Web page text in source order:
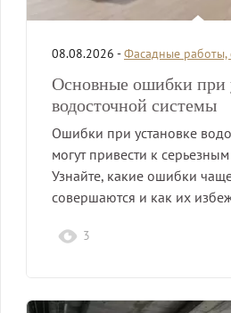
08.08.2026 -Фасадные работы,
Основные ошибки при
водосточной системы
Ошибки при установке
могут привести к
Узнайте, какие ошибки
совершаются и как их
3